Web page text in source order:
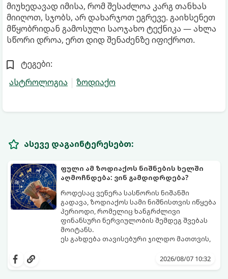
მიუხედავად იმისა, რომ შესაძლოა კარგ თანხას
მიიღოთ, სჯობს, არ დახარჯოთ ეგრევე. გაიხსენეთ
მწყობრიდან გამოსული საოჯახო ტექნიკა — ახლა
სწორი დროა, ერთ დიდ შენაძენზე იფიქროთ.
ტეგები:
ასტროლოგია
ზოდიაქო
ასევე დაგაინტერესებთ:
ფული ამ ზოდიაქოს ნიშნების ხელში
აღმოჩნდება: ვინ გამდიდრდება?
როდესაც ვენერა სასწორის ნიშანში
გადავა, ზოდიაქოს სამი ნიშნისთვის იწყება
პერიოდი, რომელიც ხანგრძლივი
ფინანსური ნერვიულობის შემდეგ შვებას
მოიტანს.
ეს გახდება თავისებური ჯილდო მათთვის,
იჩენდა და სირთულეების მიუხედავად წინ
2026/08/07 10:32